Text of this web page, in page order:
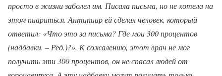
просто в жизни заболел им. Писала письма, но не хотела на
этом пиариться. Антипиар ей сделал человек, который
ответил: «Что это за письма? Где мои 300 процентов
(надбавки. – Ред.)?». К сожалению, этот врач не мог
получить эти 300 процентов, он не спасал людей от